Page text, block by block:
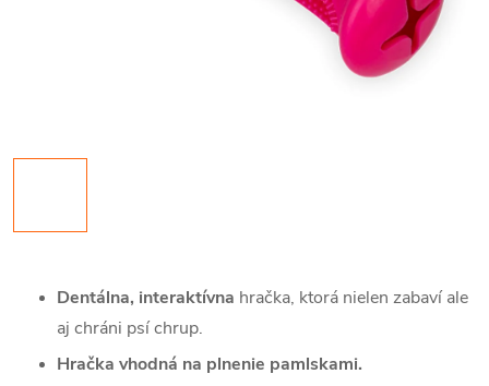
Dentálna, interaktívna hračka, ktorá nielen zabaví ale
aj chráni psí chrup.
Hračka vhodná na plnenie pamlskami.